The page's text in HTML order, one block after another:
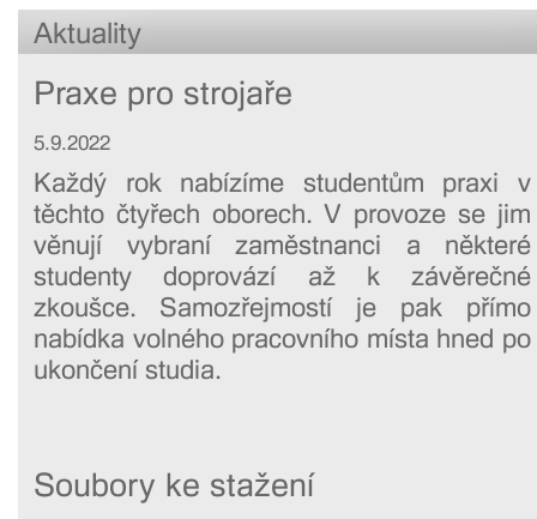
Aktuality
Praxe pro strojaře
5.9.2022
Každý rok nabízíme studentům praxi v
těchto čtyřech oborech. V provoze se jim
věnují vybraní zaměstnanci a některé
studenty doprovází až k závěrečné
zkoušce. Samozřejmostí je pak přímo
nabídka volného pracovního místa hned po
ukončení studia.
Soubory ke stažení